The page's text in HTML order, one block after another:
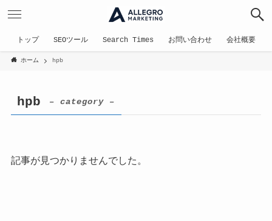
トップ SEOツール Search Times お問い合わせ 会社概要
ホーム hpb
hpb – category –
記事が見つかりませんでした。